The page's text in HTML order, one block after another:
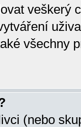
veškerý
všechny
(nebo